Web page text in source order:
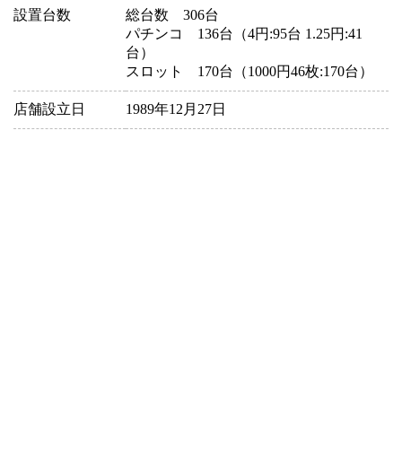
設置台数
総台数 306台
パチンコ 136台（4円:95台 1.25円:41
台）
スロット 170台（1000円46枚:170台）
店舗設立日 1989年12月27日